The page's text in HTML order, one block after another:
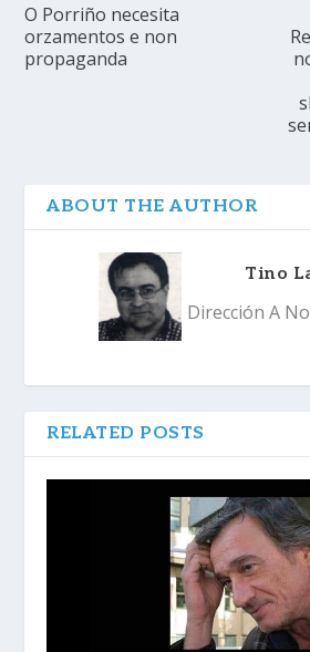
O Porriño necesita
orzamentos e non
propaganda
ABOUT THE AUTHOR
Tino
Dirección A
RELATED POSTS